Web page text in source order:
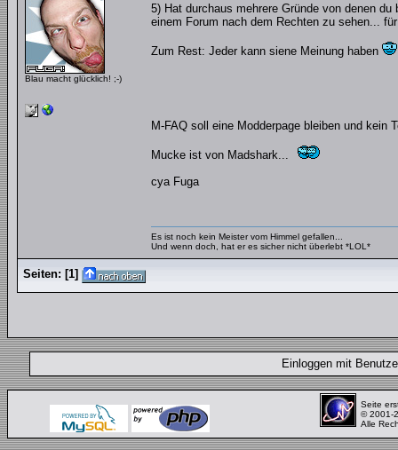
Blau macht glücklich! ;-)
5) Hat durchaus mehrere Gründe von denen
einem Forum nach dem Rechten zu sehen...
Zum Rest: Jeder kann siene Meinung haben
M-FAQ soll eine Modderpage bleiben und kein
Mucke ist von Madshark...
cya Fuga
Es ist noch kein Meister vom Himmel gefallen...
Und wenn doch, hat er es sicher nicht überlebt *LOL*
Seiten: [1]
Einloggen mit
Seite
© 2001-
Alle